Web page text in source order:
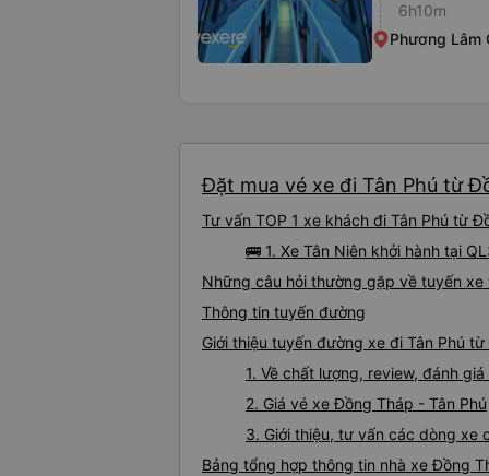
6h10m
Phương Lâm
Đặt mua vé xe đi Tân Phú từ
Tư vấn TOP 1 xe khách đi Tân Phú từ
🚌 1. Xe Tân Niên khởi hành tại
Những câu hỏi thường gặp về tuyến
Thông tin tuyến đường
Giới thiệu tuyến đường xe đi Tân Phú
1. Về chất lượng, review, đánh
2. Giá vé xe Đồng Tháp - Tân Phú
3. Giới thiệu, tư vấn các dòng xe
Bảng tổng hợp thông tin nhà xe Đồng